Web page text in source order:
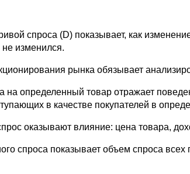
спроса (D) показывает, как
не изменился.
рынка обязывает
на определенный товар отражает
в качестве покупателей в
оказывают влияние: цена товара,
спроса показывает объем спроса